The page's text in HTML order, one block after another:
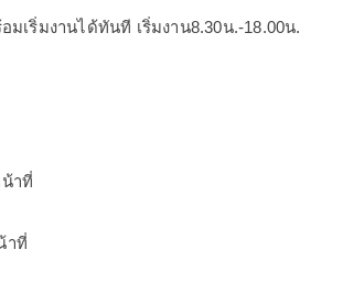
เริ่มงานได้ทันที เริ่มงาน8.30น.-18.00น.
าที่
าที่